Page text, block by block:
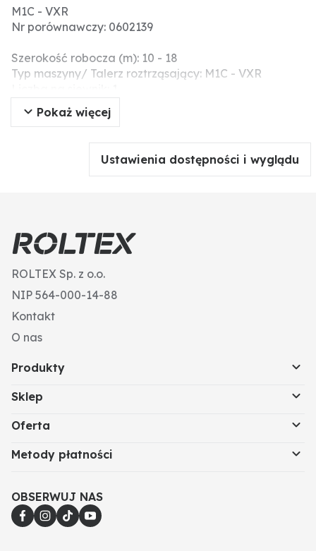
M1C - VXR
Nr porównawczy: 0602139
Szerokość robocza (m): 10 - 18
Typ maszyny/ Talerz roztrząsający: M1C - VXR
Pokaż więcej
Ustawienia dostępności i wyglądu
ROLTEX Sp. z o.o.
NIP 564-000-14-88
Kontakt
O nas
Produkty
Sklep
Oferta
Metody płatności
OBSERWUJ NAS